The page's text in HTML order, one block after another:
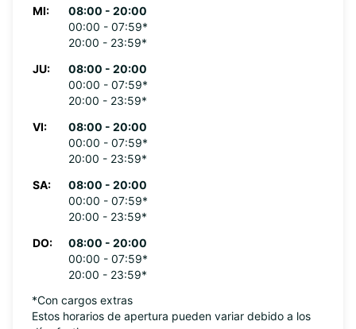
MI:
08:00 - 20:00
00:00 - 07:59*
20:00 - 23:59*
JU:
08:00 - 20:00
00:00 - 07:59*
20:00 - 23:59*
VI:
08:00 - 20:00
00:00 - 07:59*
20:00 - 23:59*
SA:
08:00 - 20:00
00:00 - 07:59*
20:00 - 23:59*
DO:
08:00 - 20:00
00:00 - 07:59*
20:00 - 23:59*
*Con cargos extras
Estos horarios de apertura pueden variar debido a los